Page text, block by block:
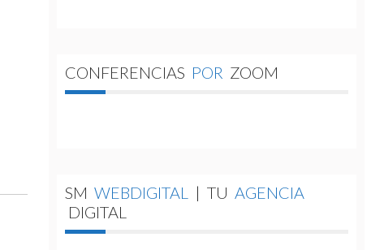
CONFERENCIAS POR ZOOM
SM WEBDIGITAL | TU AGENCIA
DIGITAL